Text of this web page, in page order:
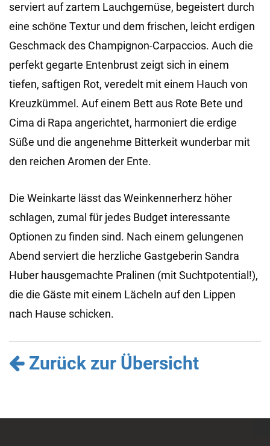
serviert auf zartem Lauchgemüse, begeistert durch
eine schöne Textur und dem frischen, leicht erdigen
Geschmack des Champignon-Carpaccios. Auch die
perfekt gegarte Entenbrust zeigt sich in einem
tiefen, saftigen Rot, veredelt mit einem Hauch von
Kreuzkümmel. Auf einem Bett aus Rote Bete und
Cima di Rapa angerichtet, harmoniert die erdige
Süße und die angenehme Bitterkeit wunderbar mit
den reichen Aromen der Ente.
Die Weinkarte lässt das Weinkennerherz höher
schlagen, zumal für jedes Budget interessante
Optionen zu finden sind. Nach einem gelungenen
Abend serviert die herzliche Gastgeberin Sandra
Huber hausgemachte Pralinen (mit Suchtpotential!),
die die Gäste mit einem Lächeln auf den Lippen
nach Hause schicken.
Zurück zur Übersicht